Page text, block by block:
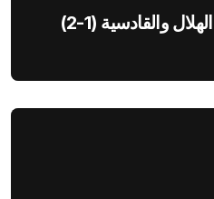
بالفيديو | ملخص مباراة الهلال والقادسية (1-2)